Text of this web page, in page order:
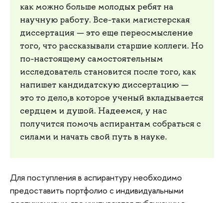
как можно больше молодых ребят на
научную работу. Все-таки магистерская
диссертация — это еще переосмысление
того, что рассказывали старшие коллеги. Но
по-настоящему самостоятельным
исследователь становится после того, как
напишет кандидатскую диссертацию —
это то дело,в которое ученый вкладывается
сердцем и душой. Надеемся, у нас
получится помочь аспирантам собраться с
силами и начать свой путь в науке.
Для поступления в аспирантуру необходимо
предоставить портфолио с индивидуальными